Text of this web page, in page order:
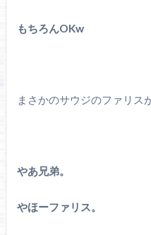
もちろんOKw
まさかのサウジのファリス
やあ兄弟。
やほーファリス。